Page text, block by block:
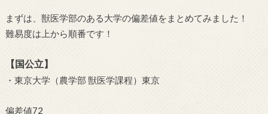
まずは、獣医学部のある大学の偏差値をまとめてみました！
難易度は上から順番です！
【国公立】
・東京大学（農学部 獣医学課程）東京
偏差値72